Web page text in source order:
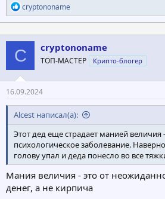
Р
е
а
к
ц
и
и
:
cryptononame
C cryptononame
ТОП-МАСТЕР Крипто-блогер
16.09.2024
Alcest написал(а):
Этот дед еще страдает манией величия
психологическое заболевание.
голову упал и деда понесло во все
Мания величия - это от
денег, а не кирпича